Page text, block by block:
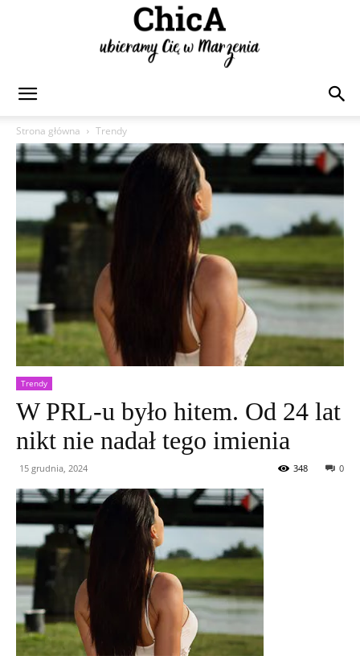
Strona główna
Trendy
Trendy
W PRL-u było hitem. Od 24 lat
nikt nie nadał tego imienia
15 grudnia, 2024 0
348